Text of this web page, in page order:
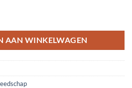
AAN WINKELWAGEN